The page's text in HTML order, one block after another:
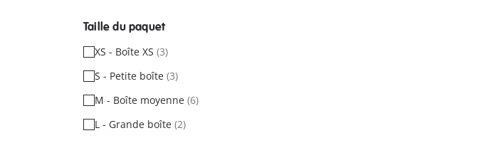
Taille du paquet
XS - Boîte XS (3)
S - Petite boîte (3)
M - Boîte moyenne (6)
L - Grande boîte (2)